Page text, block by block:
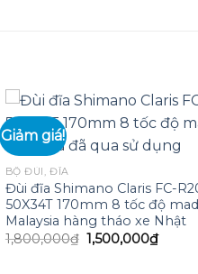
Giảm giá!
BỘ ĐÙI, ĐĨA
Đùi đĩa Shimano Claris FC-
50X34T 170mm 8 tốc độ
Malaysia hàng tháo xe Nhật
1,800,000₫ Giá
gốc
1,500,000₫Giá